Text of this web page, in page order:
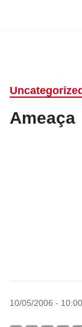
Uncategorized
Ameaça
10/05/2006 - 10:00